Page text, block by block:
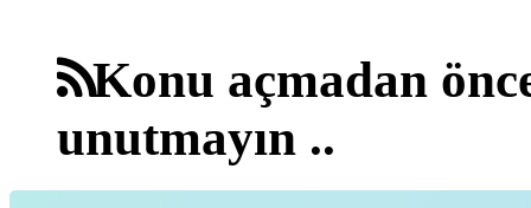
Konu açmadan
unutmayın ..